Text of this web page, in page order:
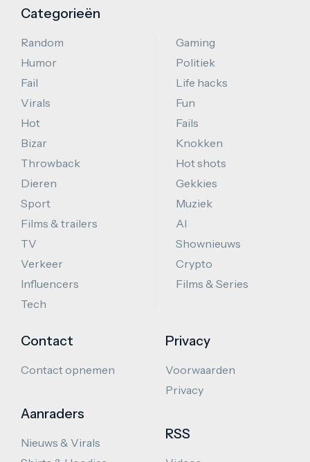
Categorieën
Random
Humor
Fail
Virals
Hot
Bizar
Throwback
Dieren
Sport
Films & trailers
TV
Verkeer
Influencers
Tech
Gaming
Politiek
Life hacks
Fun
Fails
Knokken
Hot shots
Gekkies
Muziek
AI
Shownieuws
Crypto
Films & Series
Contact
Contact opnemen
Aanraders
Nieuws & Virals
Privacy
Voorwaarden
Privacy
RSS